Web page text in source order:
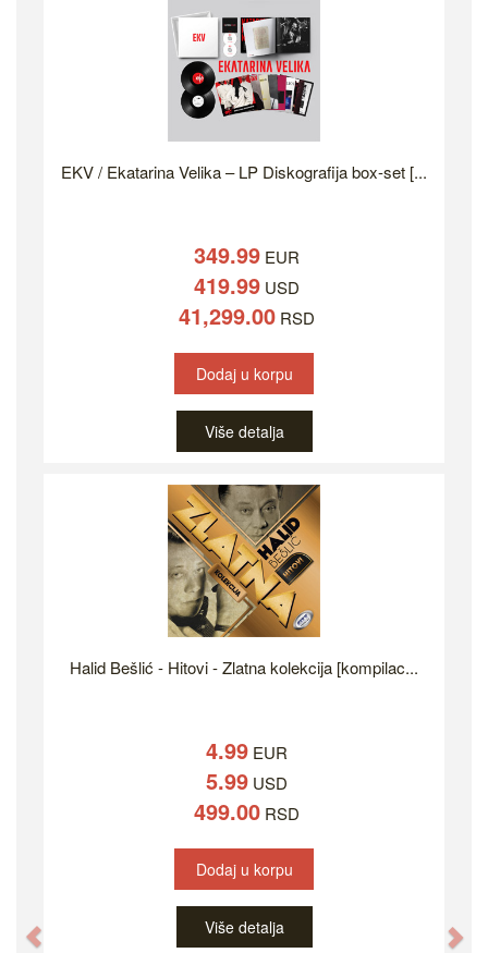
EKV / Ekatarina Velika – LP Diskografija box-set [...
349.99 EUR
419.99 USD
41,299.00 RSD
Dodaj u korpu
Više detalja
Halid Bešlić - Hitovi - Zlatna kolekcija [kompilac...
4.99 EUR
5.99 USD
499.00 RSD
Dodaj u korpu
Više detalja